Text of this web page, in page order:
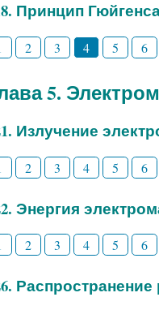
Принцип
2 3 4 5 6
5.
Излучение
2 3 4 5 6
Энергия
2 3 4 5 6